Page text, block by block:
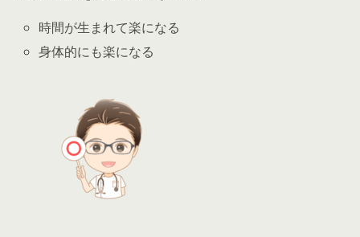
時間が生まれて楽になる
身体的にも楽になる